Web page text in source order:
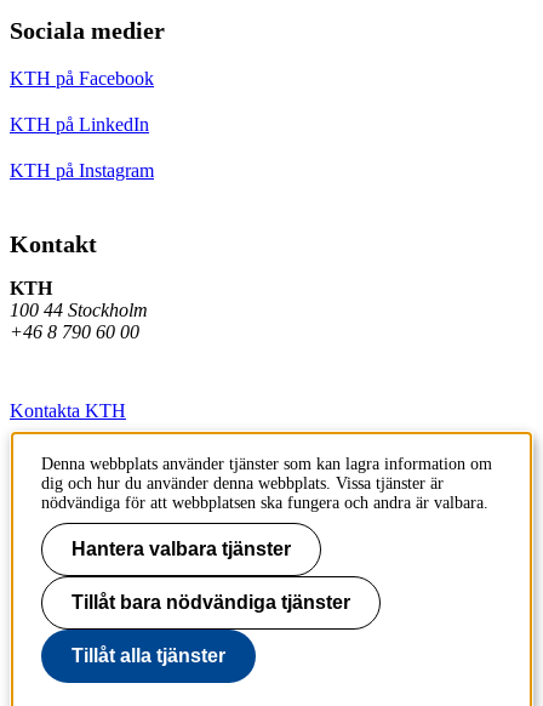
Sociala medier
KTH på Facebook
KTH på LinkedIn
KTH på Instagram
Kontakt
KTH
100 44 Stockholm
+46 8 790 60 00
Kontakta KTH
Jobba på KTH
Press och media
Faktura och betalning KTH
Om KTH:s webbplatser
Tillgänglighetsredogörelse
Denna webbplats använder tjänster som kan lagra information om
dig och hur du använder denna webbplats. Vissa tjänster är
nödvändiga för att webbplatsen ska fungera och andra är valbara.
Hantera valbara tjänster
Tillåt bara nödvändiga tjänster
Tillåt alla tjänster